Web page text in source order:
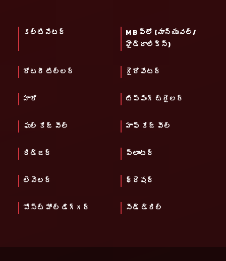
కల్టివేటర్
M B ప్లో (మాన్యువల్/
హైడ్రాలిక్స్)
రోటరీ టిల్లర్ గైరోవేటర్
హారో టిప్పింగ్ ట్రైలర్
ఫుల్ కేజ్ వీల్ హాఫ్ కేజ్ వీల్
రిడ్జర్ ప్లాంటర్
లెవెలర్ థ్రెషర్
పోస్ట్ హోల్ డిగ్గర్ సీడ్ డ్రిల్